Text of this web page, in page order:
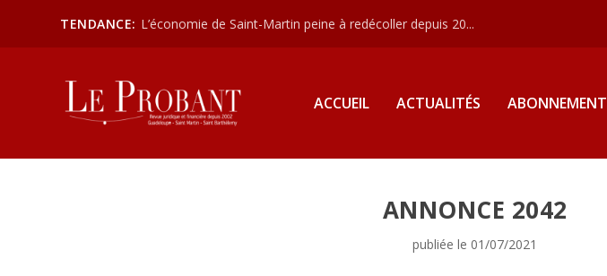
TENDANCE: L’économie de Saint-Martin peine à redécoller depuis 20...
ACCUEIL ACTUALITÉS ABONNEMENT
ANNONCE 2042
publiée le 01/07/2021